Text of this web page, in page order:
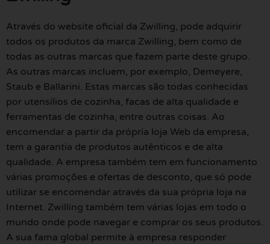
Através do website oficial da Zwilling, pode adquirir
todos os produtos da marca Zwilling, bem como de
todas as outras marcas que fazem parte deste grupo.
As outras marcas incluem, por exemplo, Demeyere,
Staub e Ballarini. Estas marcas são todas conhecidas
por utensílios de cozinha, facas de alta qualidade e
ferramentas de cozinha, entre outras coisas. Ao
encomendar a partir da própria loja Web da empresa,
tem a garantia de produtos autênticos e de alta
qualidade. A empresa também tem em funcionamento
várias promoções e ofertas de desconto, que só pode
utilizar se encomendar através da sua própria loja na
Internet. Zwilling também tem várias lojas em todo o
mundo onde pode navegar e comprar os seus produtos.
A sua fama global permite à empresa responder